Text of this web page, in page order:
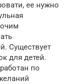
ее нужно
Существует
для детей.
по